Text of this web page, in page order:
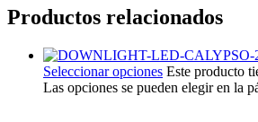
Productos relacionados
Seleccionar opciones Este producto
Las opciones se pueden elegir en la